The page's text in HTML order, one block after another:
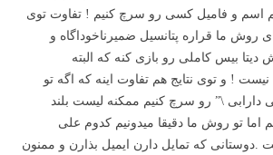
اسم و فامیل کسی رو سرچ کنیم ! تفاوت توی
روش ما قراره پتانسیل ضمیرناخوداگاه و
دیتا بیس کاملی رو بازی کنه که البته
! و توی نتایج هم تفاوت اینه که اگه تو
دارابی \” رو سرچ کنیم ممکنه لیست بلند
اما تو روش ما دقیقا میدونیم کدوم علی
.دوستانی که تمایل دارن ایمیل بذارن و ممنون